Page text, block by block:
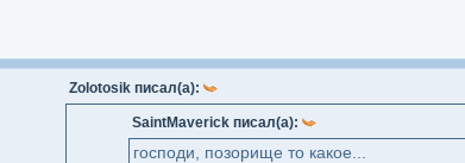
Zolotosik писал(а):
SaintMaverick писал(а):
господи, позорище то какое...